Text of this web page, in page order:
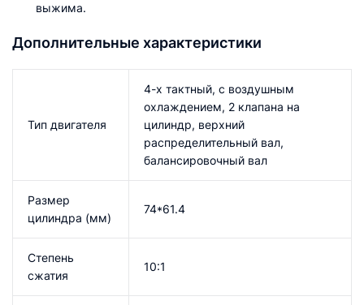
выжима.
Дополнительные характеристики
Тип двигателя
4-х тактный, с воздушным
охлаждением, 2 клапана на
цилиндр, верхний
распределительный вал,
балансировочный вал
Размер
цилиндра (мм)
74*61.4
Степень
сжатия
10:1